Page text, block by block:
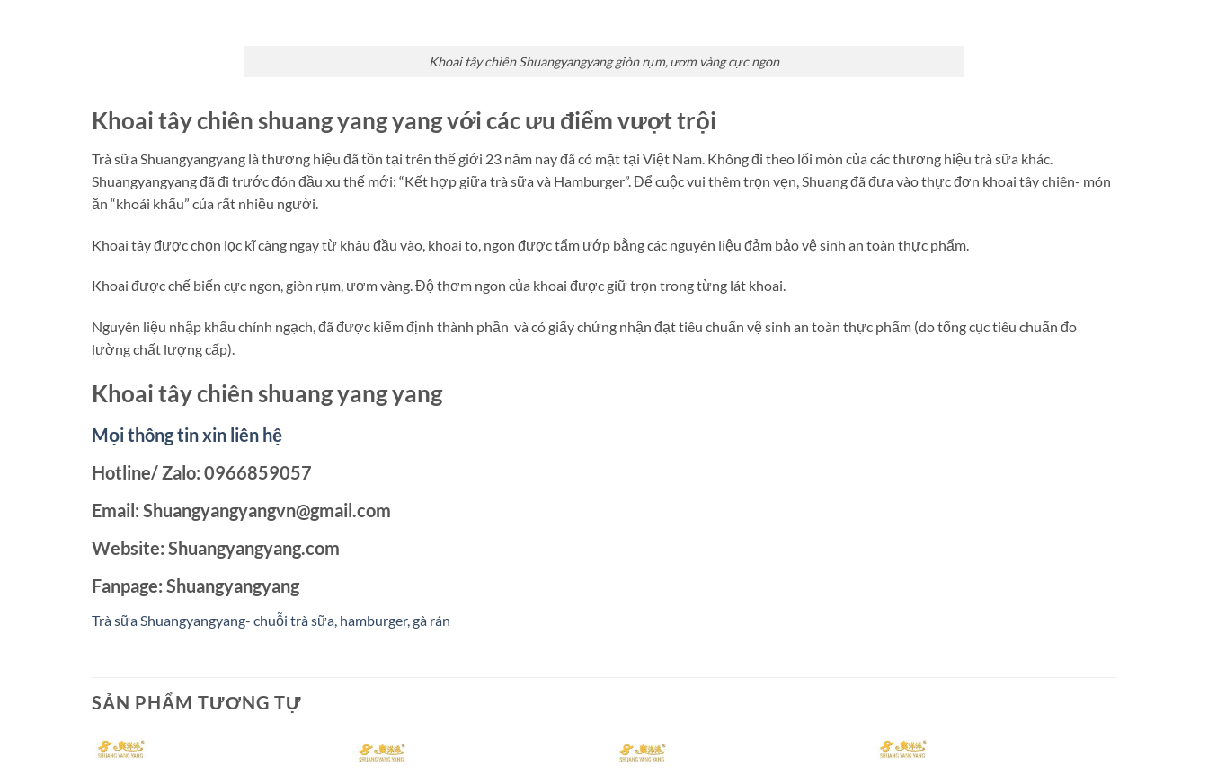
Khoai tây chiên Shuangyangyang giòn rụm, ươm vàng cực ngon
Khoai tây chiên shuang yang yang với các ưu điểm vượt trội
Trà sữa Shuangyangyang là thương hiệu đã tồn tại trên thế giới 23 năm nay đã có mặt tại Việt Nam. Không đi theo lối mòn của các thương hiệu trà sữa khác.
Shuangyangyang đã đi trước đón đầu xu thế mới: “Kết hợp giữa trà sữa và Hamburger”. Để cuộc vui thêm trọn vẹn, Shuang đã đưa vào thực đơn khoai tây chiên- món
ăn “khoái khẩu” của rất nhiều người.
Khoai tây được chọn lọc kĩ càng ngay từ khâu đầu vào, khoai to, ngon được tẩm ướp bằng các nguyên liệu đảm bảo vệ sinh an toàn thực phẩm.
Khoai được chế biến cực ngon, giòn rụm, ươm vàng. Độ thơm ngon của khoai được giữ trọn trong từng lát khoai.
Nguyên liệu nhập khẩu chính ngạch, đã được kiểm định thành phần và có giấy chứng nhận đạt tiêu chuẩn vệ sinh an toàn thực phẩm (do tổng cục tiêu chuẩn đo
lường chất lượng cấp).
Khoai tây chiên shuang yang yang
Mọi thông tin xin liên hệ
Hotline/ Zalo: 0966859057
Email: Shuangyangyangvn@gmail.com
Website: Shuangyangyang.com
Fanpage: Shuangyangyang
Trà sữa Shuangyangyang- chuỗi trà sữa, hamburger, gà rán
SẢN PHẨM TƯƠNG TỰ